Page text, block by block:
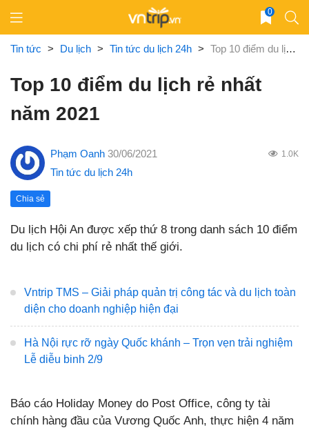
content
0
Tin tức > Du lịch > Tin tức du lịch 24h > Top 10 điểm du lịch rẻ nhất năm 2021
Top 10 điểm du lịch rẻ nhất
năm 2021
Phạm Oanh 30/06/2021 1.0K
Tin tức du lịch 24h
Chia sẻ
Du lịch Hội An được xếp thứ 8 trong danh sách 10 điểm
du lịch có chi phí rẻ nhất thế giới.
Vntrip TMS – Giải pháp quản trị công tác và du lịch toàn
diện cho doanh nghiệp hiện đại
Hà Nội rực rỡ ngày Quốc khánh – Trọn vẹn trải nghiệm
Lễ diễu binh 2/9
Báo cáo Holiday Money do Post Office, công ty tài
chính hàng đầu của Vương Quốc Anh, thực hiện 4 năm